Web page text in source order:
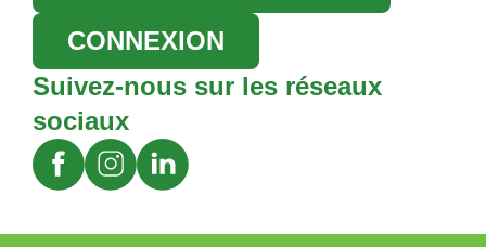
CONNEXION
Suivez-nous sur les réseaux
sociaux